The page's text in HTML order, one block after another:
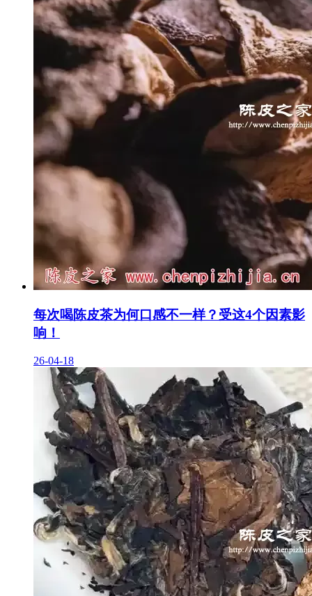
每次喝陈皮茶为何口感不一样？受这4个因素影
响！
26-04-18